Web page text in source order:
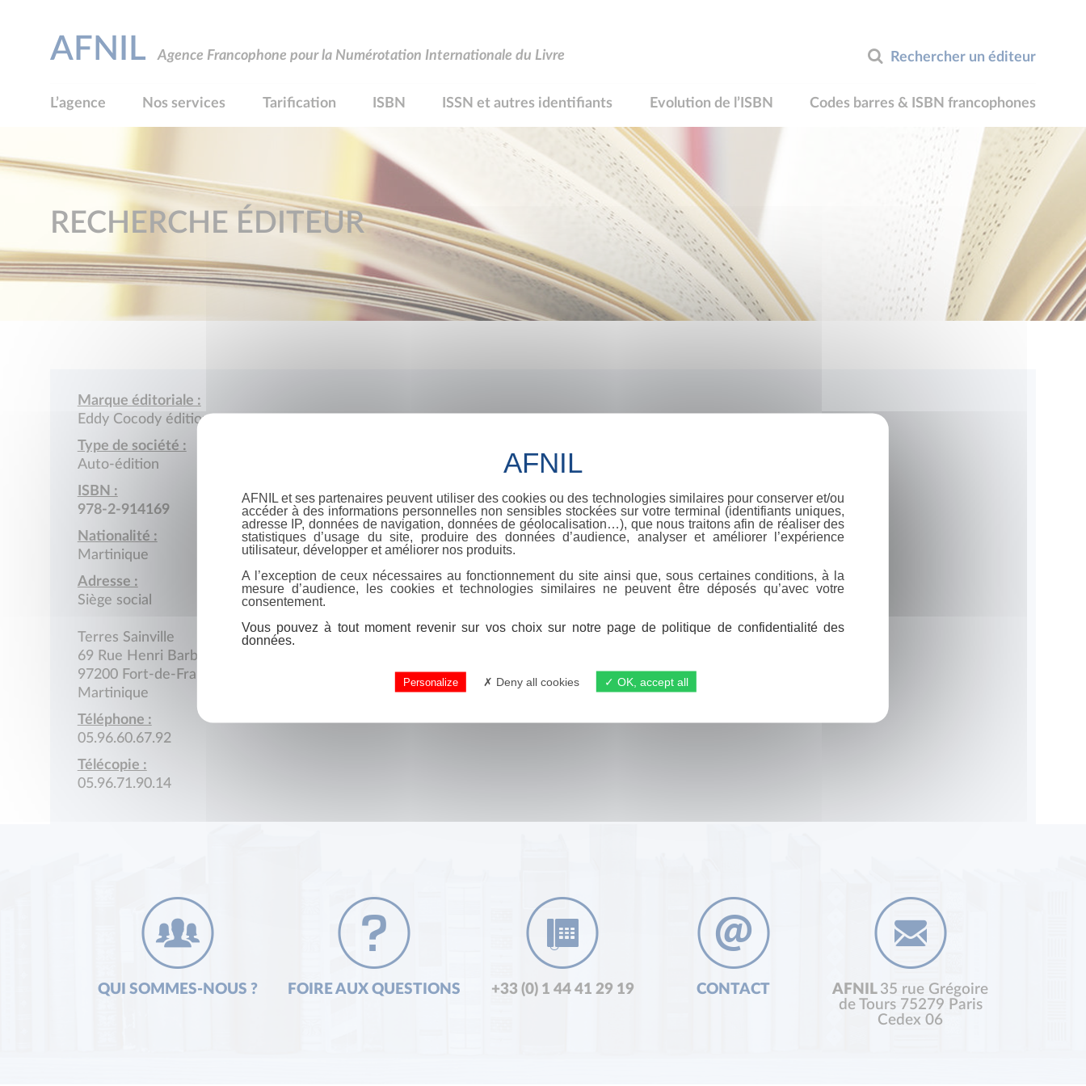
Rechercher un éditeur
AFNIL Agence Francophone pour la Numérotation Internationale du Livre
L’agence Nos services Tarification ISBN ISSN et autres identifiants Evolution de l’ISBN Codes barres & ISBN francophones
RECHERCHE ÉDITEUR
Marque éditoriale :
Eddy Cocody éditions
Type de société :
Auto-édition
ISBN :
978-2-914169
Nationalité :
Martinique
Adresse :
Siège social
Terres Sainville
69 Rue Henri Barbusse
97200 Fort-de-France
Martinique
Téléphone :
05.96.60.67.92
Télécopie :
05.96.71.90.14
QUI SOMMES-NOUS ? FOIRE AUX QUESTIONS +33 (0) 1 44 41 29 19 CONTACT AFNIL 35 rue Grégoire
de Tours 75279 Paris
Cedex 06
AFNIL et ses partenaires peuvent utiliser des cookies ou des technologies similaires pour conserver et/ou
accéder à des informations personnelles non sensibles stockées sur votre terminal (identifiants uniques,
adresse IP, données de navigation, données de géolocalisation…), que nous traitons afin de réaliser des
statistiques d’usage du site, produire des données d’audience, analyser et améliorer l’expérience
utilisateur, développer et améliorer nos produits.
A l’exception de ceux nécessaires au fonctionnement du site ainsi que, sous certaines conditions, à la
mesure d’audience, les cookies et technologies similaires ne peuvent être déposés qu’avec votre
consentement.
Vous pouvez à tout moment revenir sur vos choix sur notre page de politique de confidentialité des
données.
Personalize Deny all cookies OK, accept all